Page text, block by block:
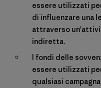
essere utilizzati
di influenzare una
attraverso
indiretta.
I fondi delle
essere utilizzati
qualsiasi